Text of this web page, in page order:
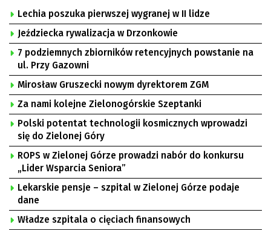
Lechia poszuka pierwszej wygranej w II lidze
Jeździecka rywalizacja w Drzonkowie
7 podziemnych zbiorników retencyjnych powstanie na
ul. Przy Gazowni
Mirosław Gruszecki nowym dyrektorem ZGM
Za nami kolejne Zielonogórskie Szeptanki
Polski potentat technologii kosmicznych wprowadzi
się do Zielonej Góry
ROPS w Zielonej Górze prowadzi nabór do konkursu
„Lider Wsparcia Seniora”
Lekarskie pensje – szpital w Zielonej Górze podaje
dane
Władze szpitala o cięciach finansowych